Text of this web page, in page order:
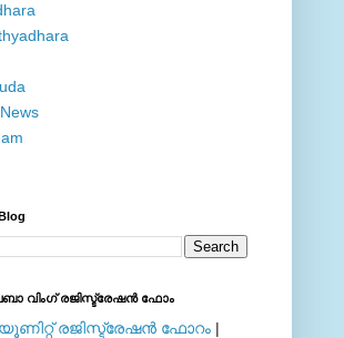
വിംഗ് രജിസ്ട്രേഷന്‍ ഫോം
യൂണിറ്റ് രജിസ്ട്രേഷന്‍ ഫോറം |